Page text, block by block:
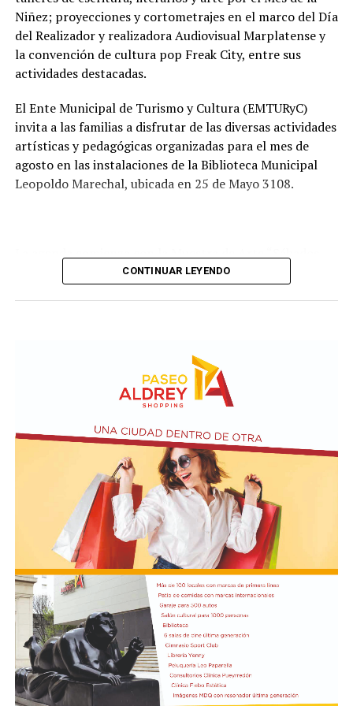
Tras la apertura de sobres, el expediente continuará su
recorrido administrativo con la intervención de la
Comisión de Estudio de Ofertas y Adjudicación, que
tendrá a su cargo la evaluación de las propuestas
obra.
Niñez; proyecciones y cortometrajes en el marco del Día
del Realizador y realizadora Audiovisual Marplatense y
la convención de cultura pop Freak City, entre sus
actividades destacadas.
El Ente Municipal de Turismo y Cultura (EMTURyC)
invita a las familias a disfrutar de las diversas actividades
artísticas y pedagógicas organizadas para el mes de
agosto en las instalaciones de la Biblioteca Municipal
Leopoldo Marechal, ubicada en 25 de Mayo 3108.
Culturales”, a cargo del grupo Cul Mardel, que se podrá
10 a 12 en la Biblioteca de Autores Marplatenses,
ubicada en el primer piso del edificio.
En relación al Ciclo Mes de la Niñez, este viernes 7 de
agosto a las 17:30 se presentarán “Los cuentos de
Charo” y la narración de poesías populares infantiles a
cargo de María del Rosario Gerez Martínez.
En tanto, el viernes 21 a las 17:30 se desarrollará “El
Cerebro Mágico: construyendo preguntas, respuestas y
circuitos”, a cargo de María Paula Algote. Se trata de un
taller práctico de arte, ciencia y tecnología en el que al
finalizar cada participante se lleva su propia creación
terminada. Es una actividad arancelada (incluye
materiales) destinada a niños a partir de los 6 años.
Los participantes menores de 8 años deberán asistir
CONTINUAR LEYENDO